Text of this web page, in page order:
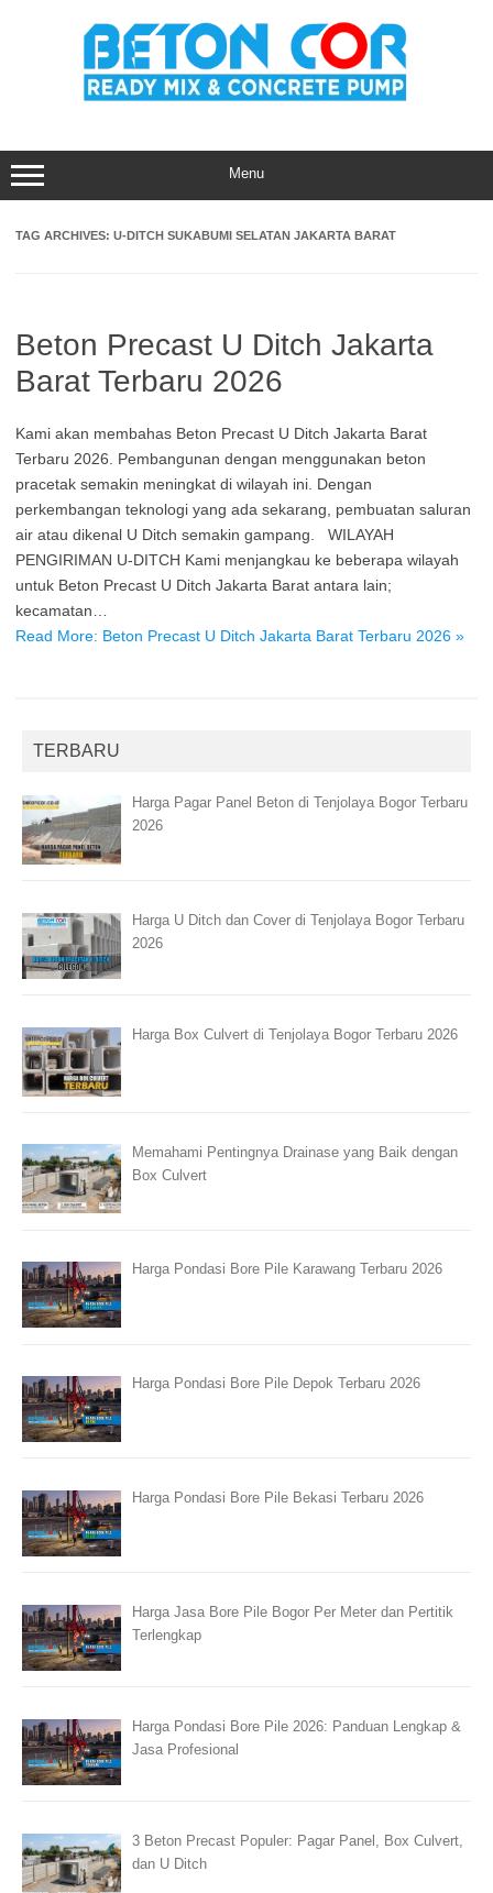
Menu
TAG ARCHIVES: U-DITCH SUKABUMI SELATAN JAKARTA BARAT
Beton Precast U Ditch Jakarta
Barat Terbaru 2026
Kami akan membahas Beton Precast U Ditch Jakarta Barat
Terbaru 2026. Pembangunan dengan menggunakan beton
pracetak semakin meningkat di wilayah ini. Dengan
perkembangan teknologi yang ada sekarang, pembuatan saluran
air atau dikenal U Ditch semakin gampang. WILAYAH
PENGIRIMAN U-DITCH Kami menjangkau ke beberapa wilayah
untuk Beton Precast U Ditch Jakarta Barat antara lain;
kecamatan…
Read More: Beton Precast U Ditch Jakarta Barat Terbaru 2026 »
TERBARU
Harga Pagar Panel Beton di Tenjolaya Bogor Terbaru
2026
Harga U Ditch dan Cover di Tenjolaya Bogor Terbaru
2026
Harga Box Culvert di Tenjolaya Bogor Terbaru 2026
Memahami Pentingnya Drainase yang Baik dengan
Box Culvert
Harga Pondasi Bore Pile Karawang Terbaru 2026
Harga Pondasi Bore Pile Depok Terbaru 2026
Harga Pondasi Bore Pile Bekasi Terbaru 2026
Harga Jasa Bore Pile Bogor Per Meter dan Pertitik
Terlengkap
Harga Pondasi Bore Pile 2026: Panduan Lengkap &
Jasa Profesional
3 Beton Precast Populer: Pagar Panel, Box Culvert,
dan U Ditch